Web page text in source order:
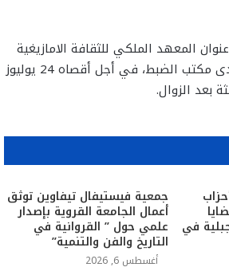
المعهد الملكي للثقافة الامازيغية
أو عبر البريد أو تودع لدى مكتب الضبط، في أجل أقصاه 24 يوليوز
في
جمعية فيستيفال تيفاوين توثق
أعمال الجامعة القروية بإصدار
علمي حول ” القروانية في
التاريخ والفن والتنمية”
أغسطس 6, 2026